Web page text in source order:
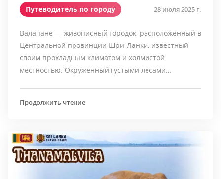
Путеводитель по городу 28 июля 2025 г.
Валапане — живописный городок, расположенный в
Центральной провинции Шри-Ланки, известный
своим прохладным климатом и холмистой
местностью. Окруженный густыми лесами…
Продолжить чтение